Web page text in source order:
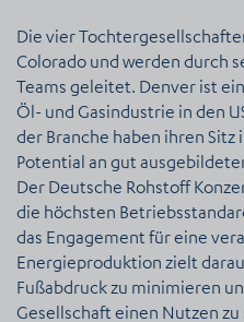
Die vier
Colorado und werden durch
Teams geleitet. Denver ist
Öl- und Gasindustrie in den
der Branche haben ihren Sitz
Potential an gut
Der Deutsche Rohstoff
die höchsten
das Engagement für eine
Energieproduktion zielt
Fußabdruck zu minimieren
Gesellschaft einen Nutzen zu